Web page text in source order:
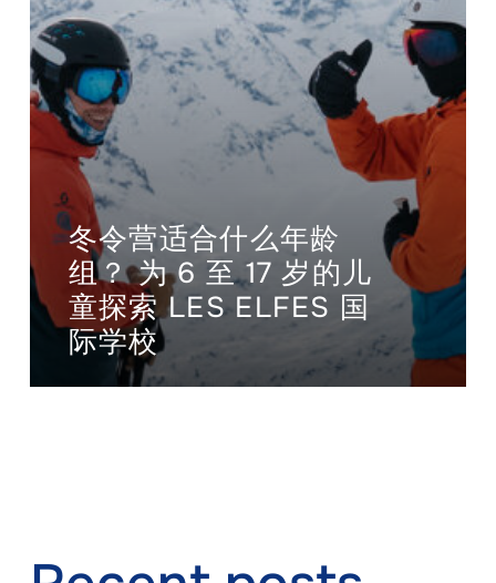
冬令营适合什么年龄
组？ 为 6 至 17 岁的儿
童探索 LES ELFES 国
际学校